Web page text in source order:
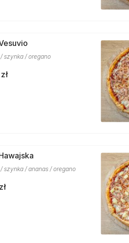
szynka / oregano
szynka / ananas / oregano